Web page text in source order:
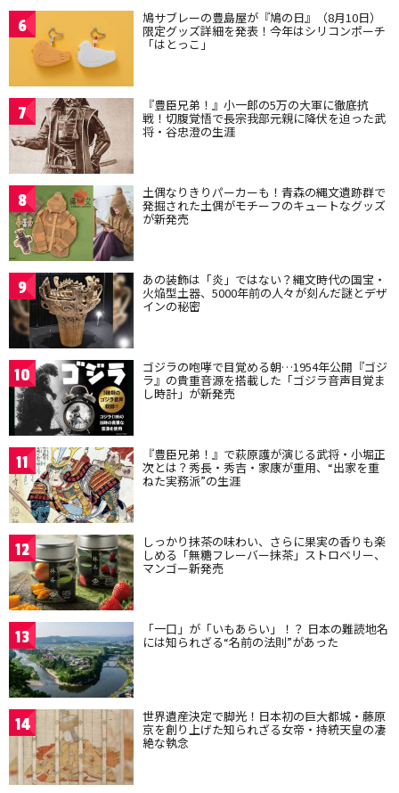
6 鳩サブレーの豊島屋が『鳩の日』（8月10日）
限定グッズ詳細を発表！今年はシリコンポーチ
「はとっこ」
7 『豊臣兄弟！』小一郎の5万の大軍に徹底抗
戦！切腹覚悟で長宗我部元親に降伏を迫った武
将・谷忠澄の生涯
8 土偶なりきりパーカーも！青森の縄文遺跡群で
発掘された土偶がモチーフのキュートなグッズ
が新発売
9 あの装飾は「炎」ではない？縄文時代の国宝・
火焔型土器、5000年前の人々が刻んだ謎とデザ
インの秘密
10 ゴジラの咆哮で目覚める朝…1954年公開『ゴジ
ラ』の貴重音源を搭載した「ゴジラ音声目覚ま
し時計」が新発売
11 『豊臣兄弟！』で萩原護が演じる武将・小堀正
次とは？秀長・秀吉・家康が重用、“出家を重
ねた実務派”の生涯
12 しっかり抹茶の味わい、さらに果実の香りも楽
しめる「無糖フレーバー抹茶」ストロベリー、
マンゴー新発売
13 「一口」が「いもあらい」！？ 日本の難読地名
には知られざる“名前の法則”があった
14 世界遺産決定で脚光！日本初の巨大都城・藤原
京を創り上げた知られざる女帝・持統天皇の凄
絶な執念